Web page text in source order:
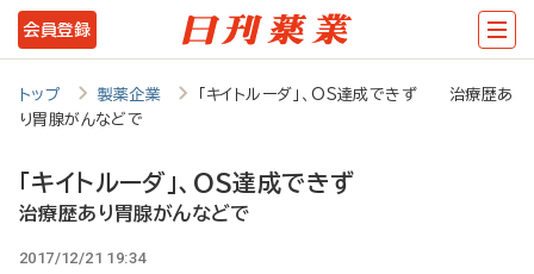
メ
イ
テ
会員登録
トップ 製薬企業
「キイトルーダ」、OS達成できず 治療歴あ
り胃腺がんなどで
「キイトルーダ」、OS達成できず
治療歴あり胃腺がんなどで
2017/12/21 19:34